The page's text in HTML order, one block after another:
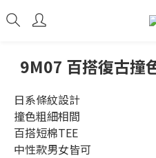
9M07 百搭復古撞
日系條紋設計
撞色粗細相間
百搭短棉TEE
中性款男女皆可